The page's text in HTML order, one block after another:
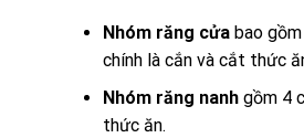
Nhóm răng cửabao gồm
chính là cắn và cắt thức
Nhóm răng nanhgồm 4
thức ăn.